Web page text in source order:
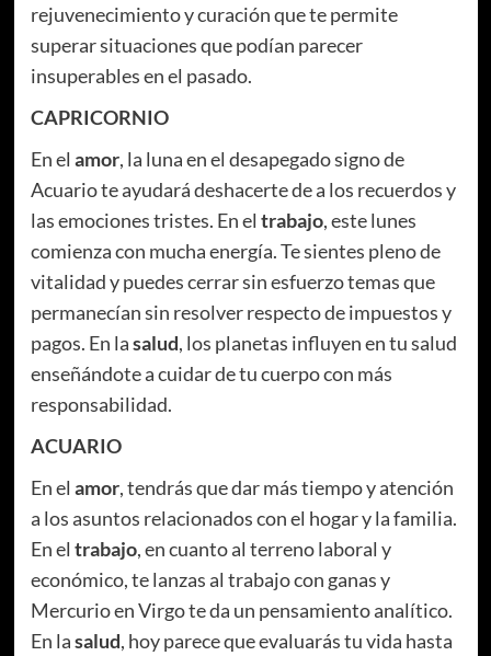
rejuvenecimiento y curación que te permite
superar situaciones que podían parecer
insuperables en el pasado.
CAPRICORNIO
En el amor, la luna en el desapegado signo de
Acuario te ayudará deshacerte de a los recuerdos y
las emociones tristes. En el trabajo, este lunes
comienza con mucha energía. Te sientes pleno de
vitalidad y puedes cerrar sin esfuerzo temas que
permanecían sin resolver respecto de impuestos y
pagos. En lasalud, los planetas influyen en tu salud
enseñándote a cuidar de tu cuerpo con más
responsabilidad.
ACUARIO
En el amor, tendrás que dar más tiempo y atención
a los asuntos relacionados con el hogar y la familia.
En el trabajo, en cuanto al terreno laboral y
económico, te lanzas al trabajo con ganas y
Mercurio en Virgo te da un pensamiento analítico.
En lasalud, hoy parece que evaluarás tu vida hasta